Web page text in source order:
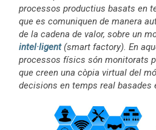
processos productius basats en
que es comuniquen de manera
de la cadena de valor, sobre un
intel·ligent (smart factory). En
processos físics són monitorats
que creen una còpia virtual del
decisions en temps real basades